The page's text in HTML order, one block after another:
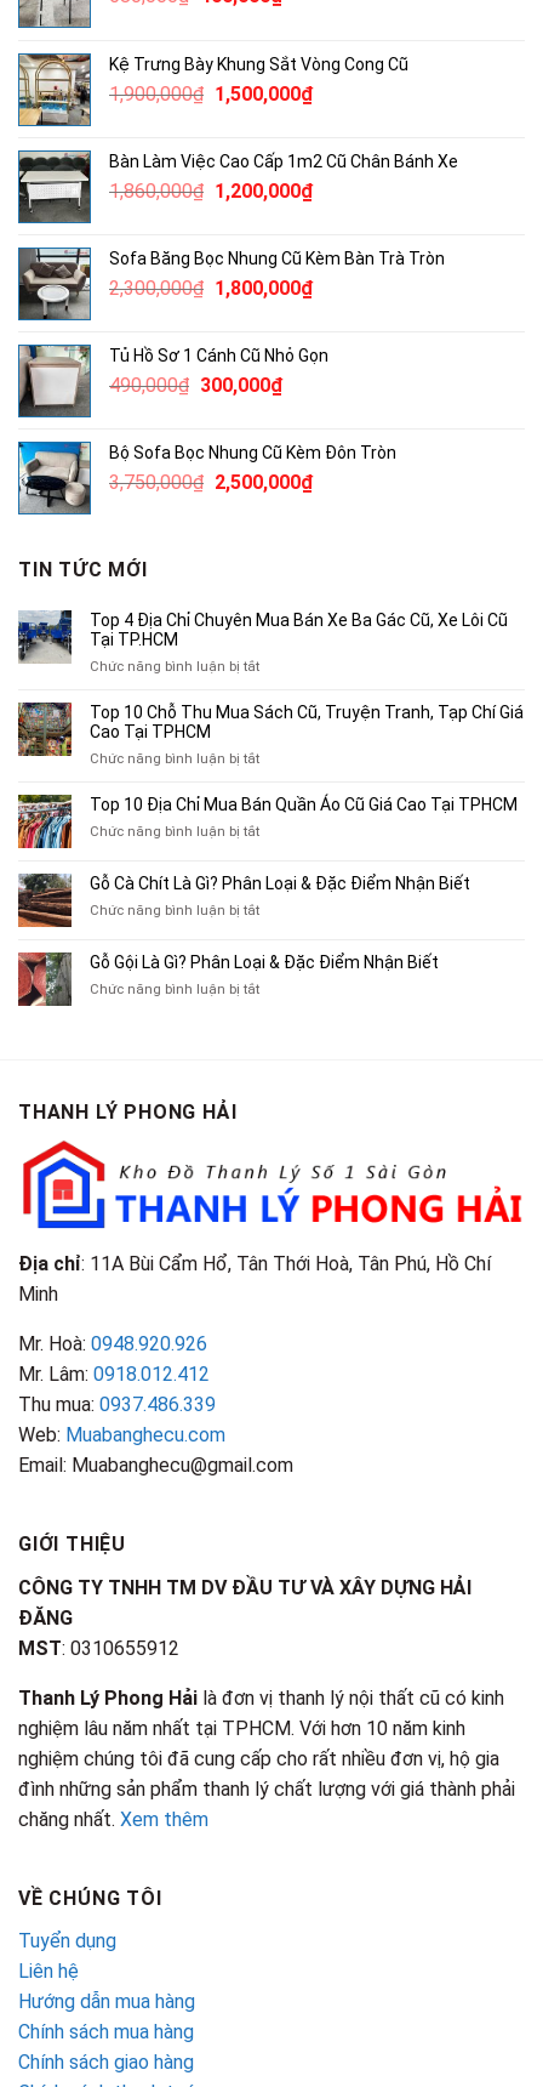
680,000₫.là:
400,000₫.
Kệ Trưng Bày Khung Sắt Vòng Cong Cũ
1,900,000₫ Giá
1,900,000₫.
1,500,000₫Giá
là:
1,500,000₫.
Bàn Làm Việc Cao Cấp 1m2 Cũ Chân Bánh Xe
1,860,000₫ Giá
1,860,000₫.
1,200,000₫Giá
là:
1,200,000₫.
Sofa Băng Bọc Nhung Cũ Kèm Bàn Trà Tròn
2,300,000₫ Giá
2,300,000₫.
1,800,000₫Giá
là:
Tủ Hồ Sơ 1 Cánh Cũ Nhỏ Gọn
490,000₫ Giá
490,000₫.
300,000₫Giá
là:
300,000₫.
Bộ Sofa Bọc Nhung Cũ Kèm Đôn Tròn
3,750,000₫ Giá
2,500,000₫Giá
TIN TỨC MỚI
Top 4 Địa Chỉ Chuyên Mua Bán Xe Ba Gác Cũ, Xe Lôi Cũ
Tại TP.HCM
Chức năng bình luận bị tắtở
4
Chuyên
Bán
Xe
Cũ,
Xe
Cũ
TP.HCM
Top 10 Chỗ Thu Mua Sách Cũ, Truyện Tranh, Tạp Chí Giá
Cao Tại TPHCM
Chức năng bình luận bị tắtở
10
Thu
Sách
Tạp
Chí
Top 10 Địa Chỉ Mua Bán Quần Áo Cũ Giá Cao Tại TPHCM
Chức năng bình luận bị tắtở
Địa
Chỉ
Bán
Áo
Gỗ Cà Chít Là Gì? Phân Loại & Đặc Điểm Nhận Biết
Chức năng bình luận bị tắtở
Chít
Là
Gỗ Gội Là Gì? Phân Loại & Đặc Điểm Nhận Biết
Chức năng bình luận bị tắtở
Điểm
Nhận
Biết
THANH LÝ PHONG HẢI
Địa chỉ: 11A Bùi Cẩm Hổ, Tân Thới Hoà, Tân Phú, Hồ Chí
Minh
Mr. Hoà: 0948.920.926
Mr. Lâm: 0918.012.412
Thu mua: 0937.486.339
Web: Muabanghecu.com
Email: Muabanghecu@gmail.com
GIỚI THIỆU
CÔNG TY TNHH TM DV ĐẦU TƯ VÀ XÂY DỰNG HẢI
ĐĂNG
MST: 0310655912
Thanh Lý Phong Hải là đơn vị thanh lý nội thất cũ có kinh
nghiệm lâu năm nhất tại TPHCM. Với hơn 10 năm kinh
nghiệm chúng tôi đã cung cấp cho rất nhiều đơn vị, hộ gia
đình những sản phẩm thanh lý chất lượng với giá thành phải
chăng nhất. Xem thêm
VỀ CHÚNG TÔI
Tuyển dụng
Liên hệ
Hướng dẫn mua hàng
Chính sách mua hàng
Chính sách giao hàng